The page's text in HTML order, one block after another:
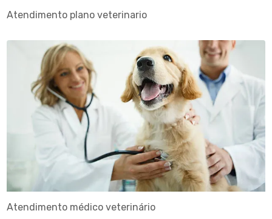
Atendimento plano veterinario
Atendimento médico veterinário